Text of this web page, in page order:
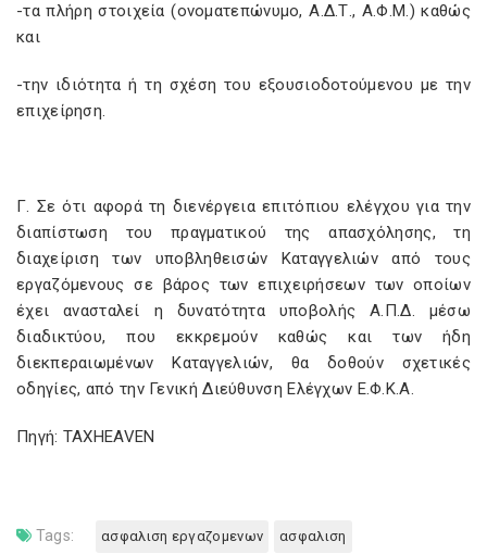
-τα πλήρη στοιχεία (ονοματεπώνυμο, Α.Δ.Τ., Α.Φ.Μ.) καθώς
και
-την ιδιότητα ή τη σχέση του εξουσιοδοτούμενου με την
επιχείρηση.
Γ. Σε ότι αφορά τη διενέργεια επιτόπιου ελέγχου για την
διαπίστωση του πραγματικού της απασχόλησης, τη
διαχείριση των υποβληθεισών Καταγγελιών από τους
εργαζόμενους σε βάρος των επιχειρήσεων των οποίων
έχει ανασταλεί η δυνατότητα υποβολής Α.Π.Δ. μέσω
διαδικτύου, που εκκρεμούν καθώς και των ήδη
διεκπεραιωμένων Καταγγελιών, θα δοθούν σχετικές
οδηγίες, από την Γενική Διεύθυνση Ελέγχων Ε.Φ.Κ.Α.
Πηγή: TAXHEAVEN
Tags: ασφαλιση εργαζομενων ασφαλιση